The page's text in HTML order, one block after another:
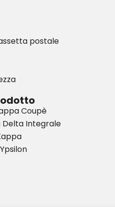
postale
Coupè
Delta Integrale